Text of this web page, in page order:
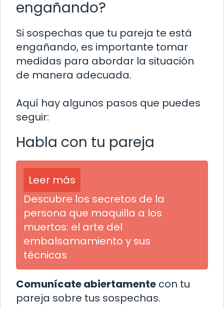
engañando?
Si sospechas que tu pareja te está
engañando, es importante tomar
medidas para abordar la situación
de manera adecuada.
Aquí hay algunos pasos que puedes
seguir:
Habla con tu pareja
Leer más
Descubre los secretos de la
persona que maquilla a los
muertos: el arte del
embalsamamiento y sus
técnicas
Comunícate abiertamente con tu
pareja sobre tus sospechas.